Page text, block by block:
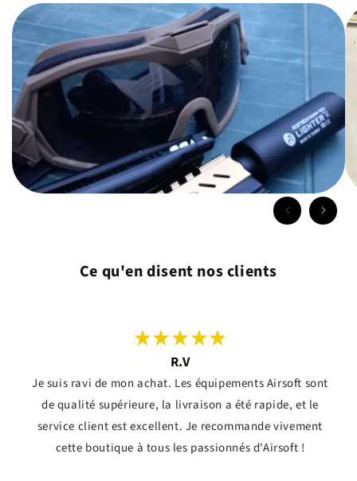
Ce qu'en disent nos clients
R.V
Je suis ravi de mon achat. Les équipements Airsoft sont
de qualité supérieure, la livraison a été rapide, et le
service client est excellent. Je recommande vivement
cette boutique à tous les passionnés d'Airsoft !